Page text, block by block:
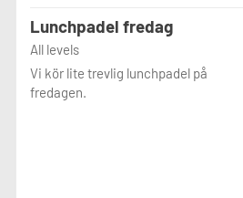
Lunchpadel fredag
All levels
Vi kör lite trevlig lunchpadel på
fredagen.